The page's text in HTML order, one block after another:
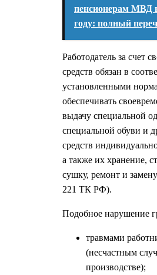
пенсионерам МВД
году: полный
Работодатель за счет
средств обязан в
установленными
обеспечивать
выдачу специальной
специальной обуви и
средств
а также их хранение,
сушку, ремонт и
221 ТК РФ).
Подобное нарушение
травмами
(несчастным
производстве);